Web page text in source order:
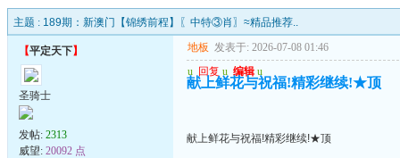
主题 : 189期：新澳门【锦绣前程】〖中特③肖〗≈精品推荐..
【平定天下】
圣骑士
发帖: 2313
威望: 20092 点
地板 发表于: 2026-07-08 01:46
u 回复 u 编辑 u
献上鲜花与祝福!精彩继续!★顶
献上鲜花与祝福!精彩继续!★顶